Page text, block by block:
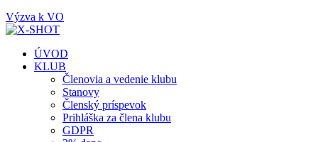
Výzva k VO
ÚVOD
KLUB
Členovia a vedenie klubu
Stanovy
Členský príspevok
Prihláška za člena klubu
GDPR